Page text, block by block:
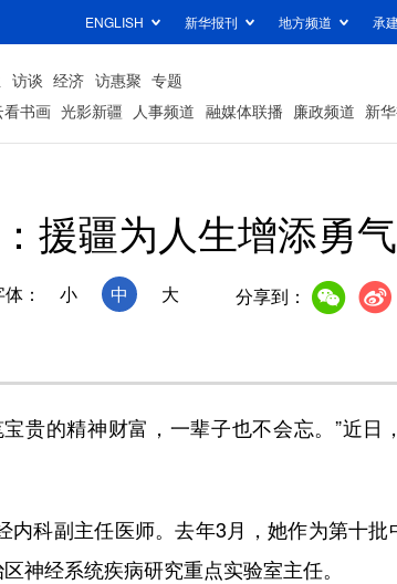
ENGLISH 新华报刊 地方频道 承
访谈 经济 访惠聚 专题
看书画 光影新疆 人事频道 融媒体联播 廉政频道 新
援疆为人生增添勇
： 小 中 大 分享到：
的精神财富，一辈子也不会忘。”近日
科副主任医师。去年3月，她作为第十批
神经系统疾病研究重点实验室主任。